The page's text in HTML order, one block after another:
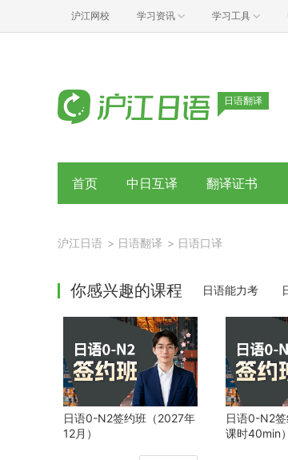
沪江网校 学习资讯 学习工具
日语翻译
首页 中日互译 翻译证书
沪江日语 > 日语翻译 > 日语口译
你感兴趣的课程 日语能力考
日语0-N2签约班（2027年
12月）
日语0-N2
课时40min）